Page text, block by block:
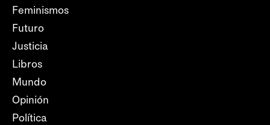
Feminismos
Futuro
Justicia
Libros
Mundo
Opinión
Política